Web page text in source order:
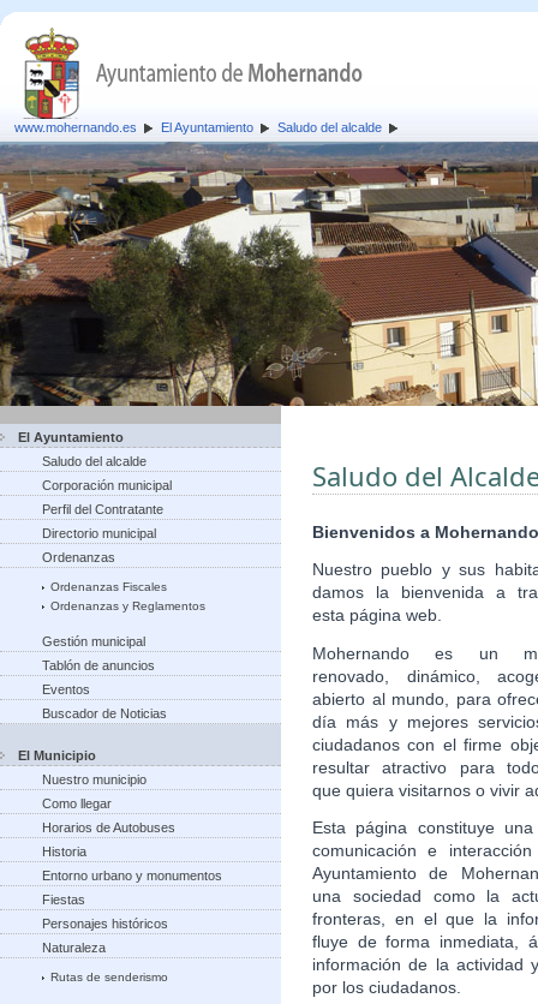
www.mohernando.es El Ayuntamiento Saludo del alcalde
El Ayuntamiento
Saludo del alcalde
Corporación municipal
Perfil del Contratante
Directorio municipal
Ordenanzas
Ordenanzas Fiscales
Ordenanzas y Reglamentos
Gestión municipal
Tablón de anuncios
Eventos
Buscador de Noticias
El Municipio
Nuestro municipio
Como llegar
Horarios de Autobuses
Historia
Entorno urbano y monumentos
Fiestas
Personajes históricos
Naturaleza
Rutas de senderismo
Saludo del
Bienvenidos a Mohernando
Nuestro pueblo y sus
damos la bienvenida a
esta página web.
Mohernando es un
renovado, dinámico,
abierto al mundo, para
día más y mejores
ciudadanos con el firme
resultar atractivo para
que quiera visitarnos o vivir
Esta página constituye
comunicación e
Ayuntamiento de
una sociedad como la
fronteras, en el que la
fluye de forma inmediata,
información de la actividad
por los ciudadanos.